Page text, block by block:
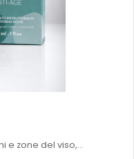
e zone del viso,...